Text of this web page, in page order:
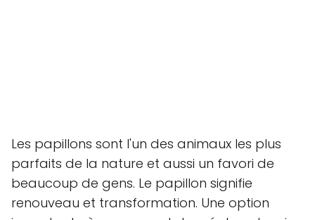
Les papillons sont l'un des animaux les plus
parfaits de la nature et aussi un favori de
beaucoup de gens. Le papillon signifie
renouveau et transformation. Une option